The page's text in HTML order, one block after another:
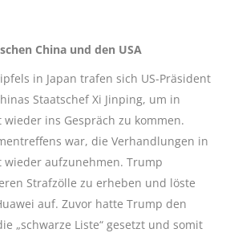
China und den USA
in Japan trafen sich US-Präsident
Staatschef Xi Jinping, um in
wieder ins Gespräch zu kommen.
war, die Verhandlungen in
wieder aufzunehmen. Trump
Strafzölle zu erheben und löste
auf. Zuvor hatte Trump den
„schwarze Liste“ gesetzt und somit